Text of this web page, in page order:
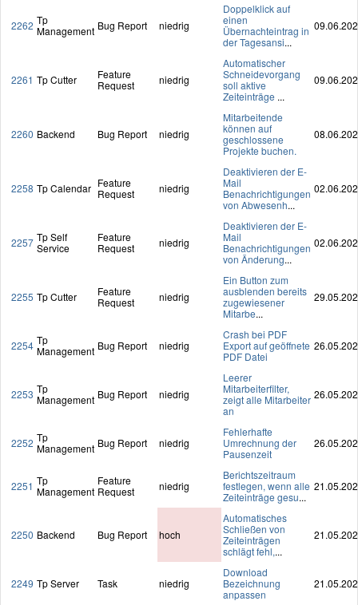
2262 Tp
Management Bug Report niedrig
Doppelklick auf
einen
Übernachteintrag in
der Tagesansi...
2261 Tp Cutter
Feature
Request
niedrig
Automatischer
Schneidevorgang
soll aktive
Zeiteinträge ...
2260 Backend Bug Report niedrig
Mitarbeitende
können auf
geschlossene
Projekte buchen.
2258 Tp Calendar Feature
Request
niedrig
Deaktivieren der E-
Mail
Benachrichtigungen
von Abwesenh...
2257 Tp Self
Service
Feature
Request
niedrig
Deaktivieren der E-
Mail
Benachrichtigungen
von Änderung...
2255 Tp Cutter
Feature
Request
niedrig
Ein Button zum
ausblenden bereits
zugewiesener
Mitarbe...
2254 Tp
Management Bug Report niedrig
Crash bei PDF
Export auf geöffnete
PDF Datei
2253 Tp
Management Bug Report niedrig
Leerer
Mitarbeiterfilter,
zeigt alle Mitarbeiter
an
2252 Tp
Management Bug Report niedrig
Fehlerhafte
Umrechnung der
Pausenzeit
2251 Tp
Management
Feature
Request
niedrig
Berichtszeitraum
festlegen, wenn alle
Zeiteinträge gesu...
2250 Backend Bug Report hoch
Automatisches
Schließen von
Zeiteinträgen
schlägt fehl,...
2249 Tp Server Task niedrig
Download
Bezeichnung
anpassen